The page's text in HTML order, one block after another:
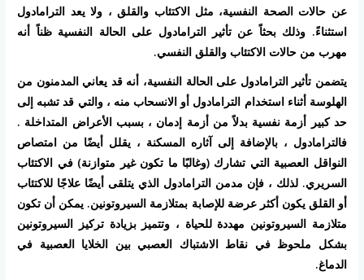
عن حالات الصحة النفسية، مثل الاكتئاب والقلق ، ولا يعد الترامادول
استثناءً. وذلك بحثاً عن تأثير الترامادول على الحالة النفسية ظناً أنه
مهرب من حالات الاكتئاب والقلق النفسي.
يتضمن تأثير الترامادول على الحالة النفسية، أنه قد يعاني المدمنون من
الهلوسة أثناء استخدام الترامادول أو الانسحاب منه ، والتي قد تشبه إلى
حد كبير أزمة نفسية بدلاً من أزمة إدمان ، بسبب الأعراض المتداخلة .
فالترامادول ، بالإضافة إلى آثاره المسكنة ، يقلل أيضًا من امتصاص
النواقل العصبية التي تشارك (وغالبًا ما تكون غير متوازنة) في الاكتئاب
السريري. لذلك ، فإن مدمن الترامادول الذي يتلقى أيضًا علاجًا للاكتئاب
أو القلق يكون أكثر عرضة للإصابة بمتلازمة السيروتونين. يمكن أن تكون
متلازمة السيروتونين مهددة للحياة ، وتتميز بزيادة تركيز السيروتونين
بشكل ملحوظ في نقاط الاشتباك العصبي بين الخلايا العصبية في
الدماغ.